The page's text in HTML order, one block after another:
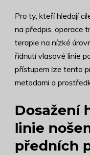
Pro ty, kteří hledají
na předpis, operace
terapie na nízké
řídnutí vlasové linie
přístupem lze tento
metodami a
Dosažení
linie
předních